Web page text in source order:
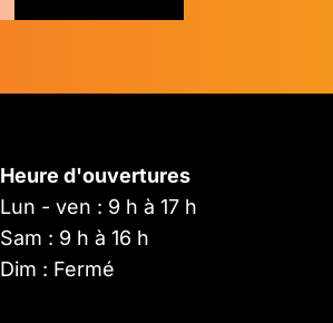
Heure d'ouvertures
Lun - ven : 9 h à 17 h
Sam : 9 h à 16 h
Dim : Fermé